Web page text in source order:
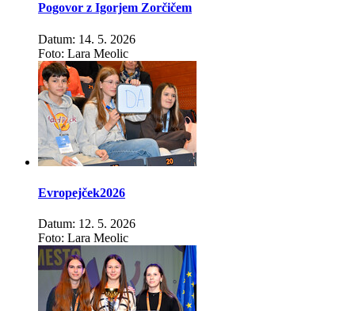
Pogovor z Igorjem Zorčičem
Datum: 14. 5. 2026
Foto: Lara Meolic
Evropejček2026
Datum: 12. 5. 2026
Foto: Lara Meolic